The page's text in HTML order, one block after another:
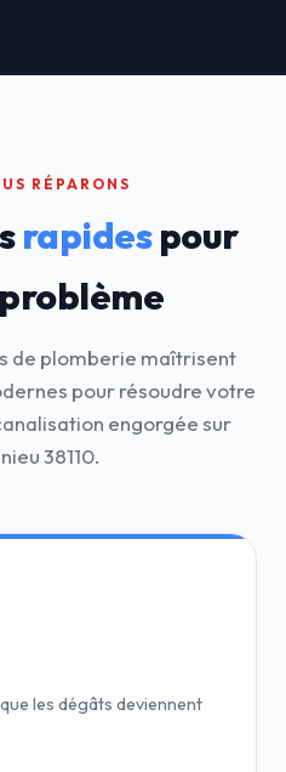
RÉPARONS
rapidespour
de plomberie maîtrisent
pour résoudre votre
engorgée sur
38110.
les dégâts deviennent